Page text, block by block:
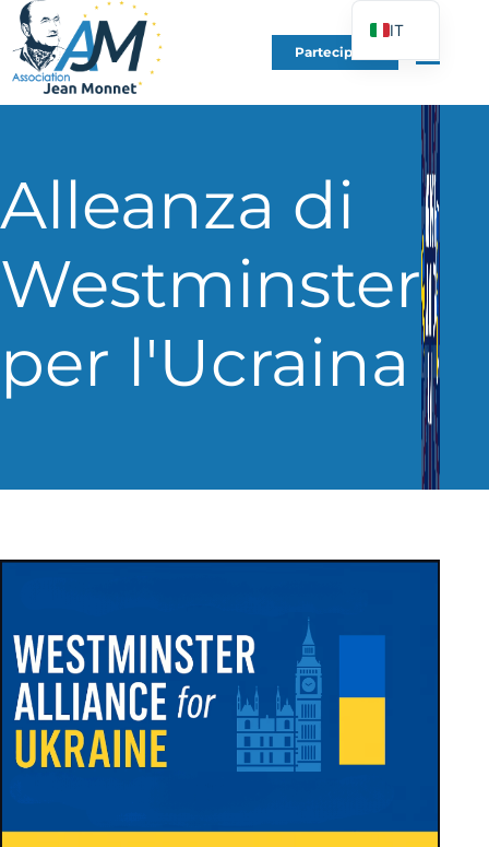
Partecipare
Alleanza di
Westminster
per l'Ucraina
IT
FR
EN
UK